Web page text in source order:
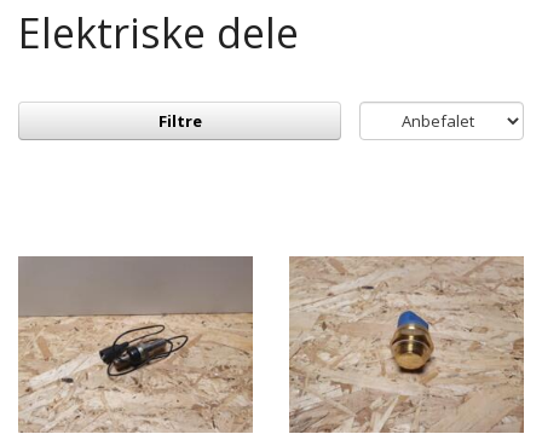
Elektriske dele
Filtre